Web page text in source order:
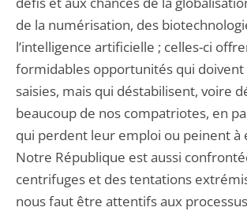
de la numérisation, des
l’intelligence artificielle ; celles-ci
formidables opportunités qui
saisies, mais qui déstabilisent, voire
beaucoup de nos compatriotes, en
qui perdent leur emploi ou peinent à
Notre République est aussi
centrifuges et des tentations
nous faut être attentifs aux